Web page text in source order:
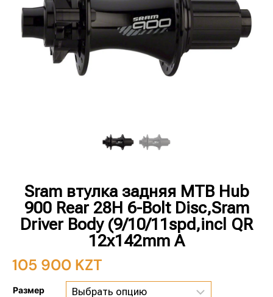
Sram втулка задняя MTB Hub
900 Rear 28H 6-Bolt Disc,Sram
Driver Body (9/10/11spd,incl QR
12x142mm A
105 900 KZT
Размер